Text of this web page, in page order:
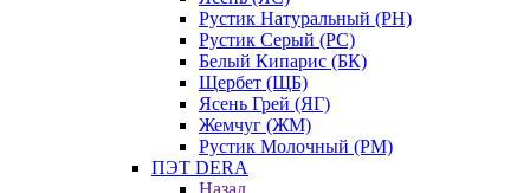
Рустик Натуральный (РН)
Рустик Серый (РС)
Белый Кипарис (БК)
Щербет (ЩБ)
Ясень Грей (ЯГ)
Жемчуг (ЖМ)
Рустик Молочный (РМ)
ПЭТ DERA
Назад